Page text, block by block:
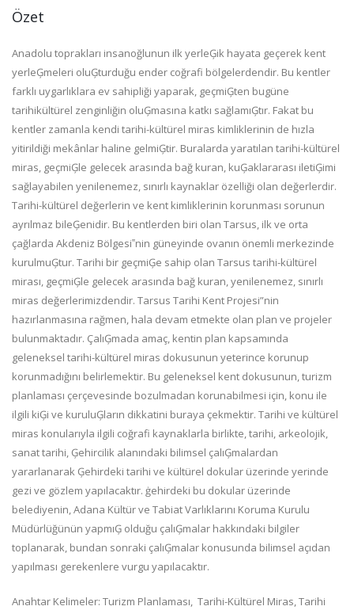
Özet
Anadolu toprakları insanoğlunun ilk yerleĢik hayata geçerek kent
yerleĢmeleri oluĢturduğu ender coğrafi bölgelerdendir. Bu kentler
farklı uygarlıklara ev sahipliği yaparak, geçmiĢten bugüne
tarihikültürel zenginliğin oluĢmasına katkı sağlamıĢtır. Fakat bu
kentler zamanla kendi tarihi-kültürel miras kimliklerinin de hızla
yitirildiği mekânlar haline gelmiĢtir. Buralarda yaratılan tarihi-kültürel
miras, geçmiĢle gelecek arasında bağ kuran, kuĢaklararası iletiĢimi
sağlayabilen yenilenemez, sınırlı kaynaklar özelliği olan değerlerdir.
Tarihi-kültürel değerlerin ve kent kimliklerinin korunması sorunun
ayrılmaz bileĢenidir. Bu kentlerden biri olan Tarsus, ilk ve orta
çağlarda Akdeniz Bölgesi‟nin güneyinde ovanın önemli merkezinde
kurulmuĢtur. Tarihi bir geçmiĢe sahip olan Tarsus tarihi-kültürel
mirası, geçmiĢle gelecek arasında bağ kuran, yenilenemez, sınırlı
miras değerlerimizdendir. Tarsus Tarihi Kent Projesi”nin
hazırlanmasına rağmen, hala devam etmekte olan plan ve projeler
bulunmaktadır. ÇalıĢmada amaç, kentin plan kapsamında
geleneksel tarihi-kültürel miras dokusunun yeterince korunup
korunmadığını belirlemektir. Bu geleneksel kent dokusunun, turizm
planlaması çerçevesinde bozulmadan korunabilmesi için, konu ile
ilgili kiĢi ve kuruluĢların dikkatini buraya çekmektir. Tarihi ve kültürel
miras konularıyla ilgili coğrafi kaynaklarla birlikte, tarihi, arkeolojik,
sanat tarihi, Ģehircilik alanındaki bilimsel çalıĢmalardan
yararlanarak Ģehirdeki tarihi ve kültürel dokular üzerinde yerinde
gezi ve gözlem yapılacaktır. ġehirdeki bu dokular üzerinde
belediyenin, Adana Kültür ve Tabiat Varlıklarını Koruma Kurulu
Müdürlüğünün yapmıĢ olduğu çalıĢmalar hakkındaki bilgiler
toplanarak, bundan sonraki çalıĢmalar konusunda bilimsel açıdan
yapılması gerekenlere vurgu yapılacaktır.
Anahtar Kelimeler: Turizm Planlaması, Tarihi-Kültürel Miras, Tarihi